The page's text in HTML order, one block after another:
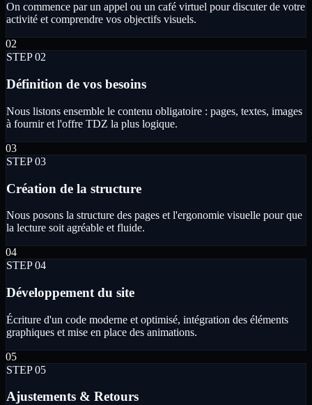
On commence par un appel ou un café virtuel pour discuter de votre
activité et comprendre vos objectifs visuels.
02
STEP 02
Définition de vos besoins
Nous listons ensemble le contenu obligatoire : pages, textes, images
à fournir et l'offre TDZ la plus logique.
03
STEP 03
Création de la structure
Nous posons la structure des pages et l'ergonomie visuelle pour que
la lecture soit agréable et fluide.
04
STEP 04
Développement du site
Écriture d'un code moderne et optimisé, intégration des éléments
graphiques et mise en place des animations.
05
STEP 05
Ajustements & Retours